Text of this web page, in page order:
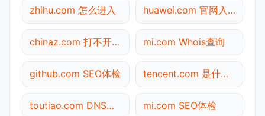
zhihu.com 怎么进入 huawei.com 官网入口
chinaz.com 打不开检测 mi.com Whois查询
github.com SEO体检 tencent.com 是什么网站
toutiao.com DNS解析 mi.com SEO体检